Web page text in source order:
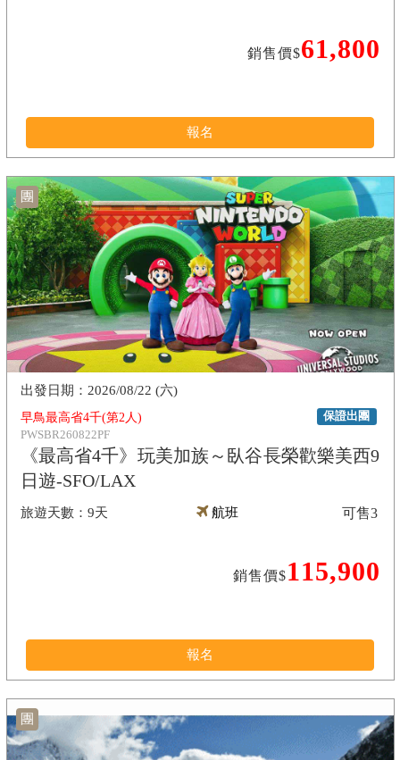
銷售價$61,800
報名
團
早鳥最高省4千(第2人)
PWSBR260822PF
《最高省4千》玩美加族～臥谷長榮歡樂美西9
日遊-SFO/LAX
保證出團
9天
2026/08/22 (六)
航班
銷售價$115,900
可售3
報名
團